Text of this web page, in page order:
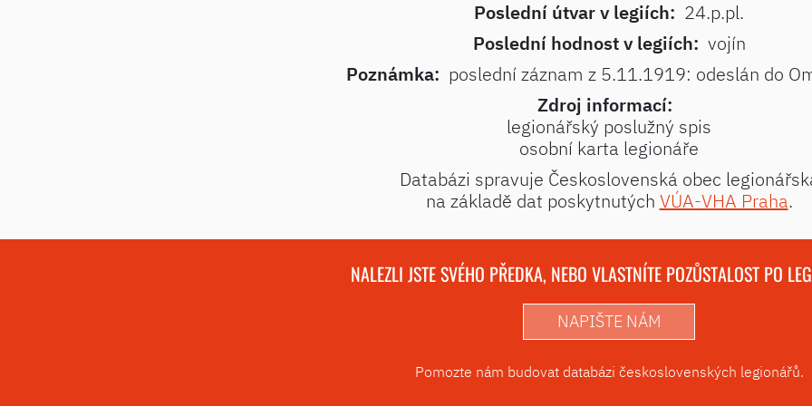
Poslední útvar v legiích: 24.p.pl.
Poslední hodnost v legiích: vojín
Poznámka: poslední záznam z 5.11.1919: odeslán do
Zdroj informací:
legionářský poslužný spis
osobní karta legionáře
Databázi spravuje Československá obec
na základě dat poskytnutých VÚA-VHA Praha.
NALEZLI JSTE SVÉHO PŘEDKA, NEBO VLASTNÍTE POZŮSTALOST PO
NAPIŠTE NÁM
Pomozte nám budovat databázi československých legionářů.